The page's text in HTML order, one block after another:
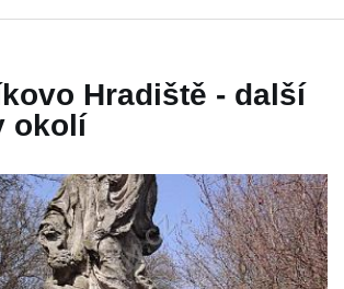
Hradiště - další
okolí